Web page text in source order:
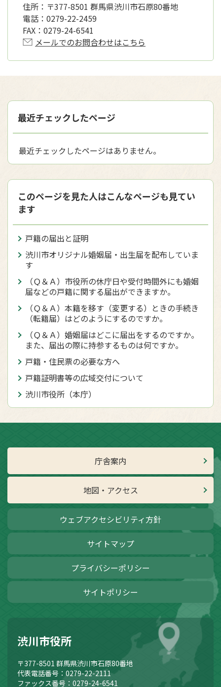
住所： 〒377-8501 群馬県渋川市石原80番地
電話： 0279-22-2459
FAX： 0279-24-6541
メールでのお問合わせはこちら
最近チェックしたページ
最近チェックしたページはありません。
このページを見た人はこんなページも見てい
ます
戸籍の届出と証明
渋川市オリジナル婚姻届・出生届を配布していま
す
（Ｑ＆Ａ）市役所の休庁日や受付時間外にも婚姻
届などの戸籍に関する届出ができますか。
（Ｑ＆Ａ）本籍を移す（変更する）ときの手続き
（転籍届）はどのようにするのですか。
（Ｑ＆Ａ）婚姻届はどこに届出をするのですか。
また、届出の際に持参するものは何ですか。
戸籍・住民票の必要な方へ
戸籍証明書等の広域交付について
渋川市役所（本庁）
庁舎案内
地図・アクセス
ウェブアクセシビリティ方針
サイトマップ
プライバシーポリシー
サイトポリシー
渋川市役所
〒377-8501 群馬県渋川市石原80番地
代表電話番号：0279-22-2111
ファックス番号：0279-24-6541